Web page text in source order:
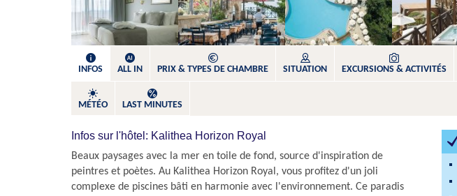
INFOS ALL IN PRIX & TYPES DE CHAMBRE SITUATION EXCURSIONS & ACTIVITÉS​
MÉTÉO LAST MINUTES
Infos sur l'hôtel: Kalithea Horizon Royal
Beaux paysages avec la mer en toile de fond, source d'inspiration de
peintres et poètes. Au Kalithea Horizon Royal, vous profitez d'un joli
complexe de piscines bâti en harmonie avec l'environnement. Ce paradis